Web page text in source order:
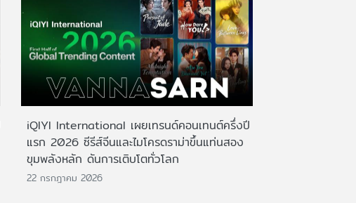
iQIYI International เผยเทรนด์คอนเทนต์ครึ่งปี
แรก 2026 ซีรีส์จีนและไมโครดราม่าขึ้นแท่นสอง
ขุมพลังหลัก ดันการเติบโตทั่วโลก
22 กรกฎาคม 2026